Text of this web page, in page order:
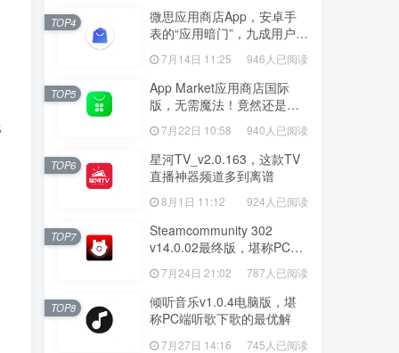
微思应用商店App，安卓手
表的“应用暗门”，九成用户还
没发现
7月14日 11:25 946人已阅读
TOP4
App Market应用商店国际
版，无需魔法！竟然还是大
厂出品？
7月22日 10:58 940人已阅读
TOP5
星河TV_v2.0.163，这款TV
直播神器频道多到离谱
8月1日 11:12 924人已阅读
TOP6
Steamcommunity 302
v14.0.02最终版，堪称PC玩
家必备的网络工具箱
7月24日 21:02 787人已阅读
TOP7
倾听音乐v1.0.4电脑版，堪
称PC端听歌下歌的最优解
7月27日 14:16 745人已阅读
TOP8